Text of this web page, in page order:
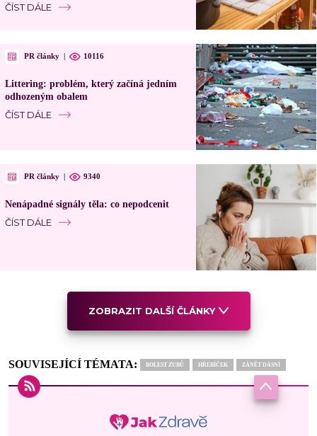
ČÍST DÁLE
PR články | 10116
Littering: problém, který začíná jedním
odhozeným obalem
ČÍST DÁLE
PR články | 9340
Nenápadné signály těla: co nepodcenit
ČÍST DÁLE
ZOBRAZIT DALŠÍ ČLÁNKY
SOUVISEJÍCÍ TÉMATA: BOLEST ZUBŮ HŘEBÍČEK ZÁNĚT DÁSNÍ